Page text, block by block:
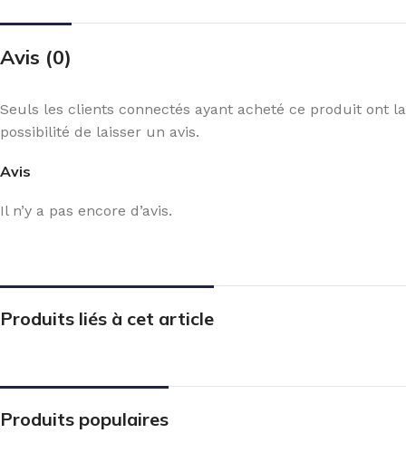
Avis (0)
Avis
Il n’y a pas encore d’avis.
Seuls les clients connectés ayant acheté ce produit ont la
possibilité de laisser un avis.
Produits liés à cet article
Produits populaires